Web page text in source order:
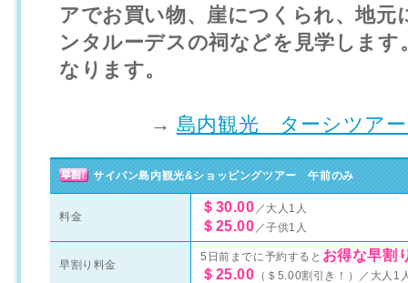
アでお買い物、崖につくられ、地元
ンタルーデスの祠などを見学します
なります。
→ 島内観光 ターシツア
サイパン島内観光&ショッピングツアー 午前のみ
料金
＄30.00 ／大人1人
＄25.00 ／子供1人
早割り料金
5日前までに予約すると お得な早割
＄25.00 （＄5.00割引き！）／大人1